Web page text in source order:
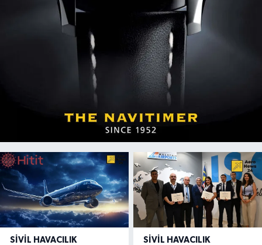
SIVIL HAVACILIK SIVIL HAVACILIK